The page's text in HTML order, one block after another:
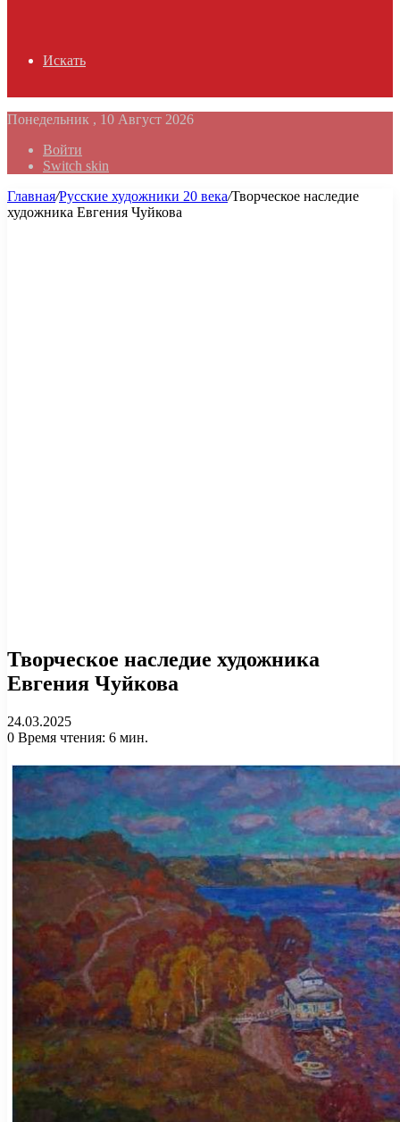
Искать
Понедельник , 10 Август 2026
Войти
Switch skin
Главная/Русские художники 20 века/Творческое наследие
художника Евгения Чуйкова
Творческое наследие художника
Евгения Чуйкова
24.03.2025
0 Время чтения: 6 мин.